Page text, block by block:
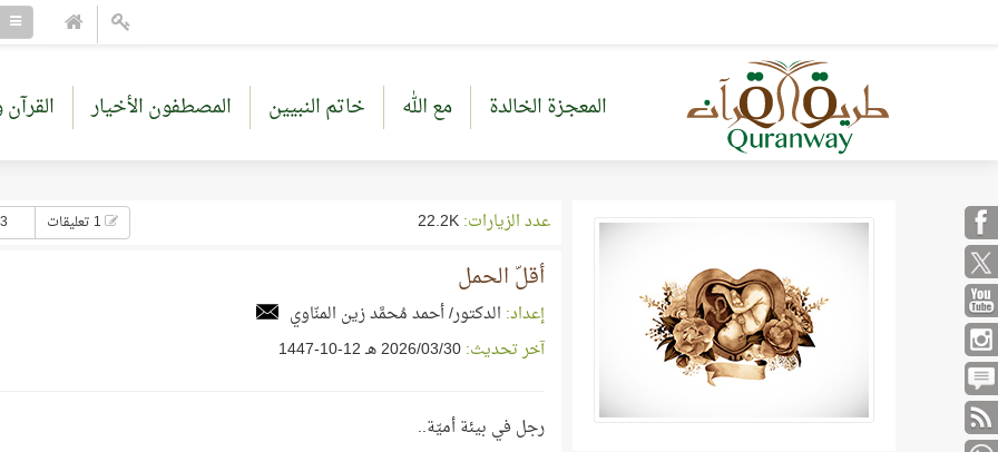
المعجزة الخالدة مع الله خاتم النبيين المصطفون الأخيار
عدد الزيارات: 33
أقلّ الحمل
إعداد: الدكتور/ أحمد مُحمَّد زين المنّاوي
آخر تحديث:30‏/03‏/2026 هـ 12-10-1447
رجل في بيئة أميّة..